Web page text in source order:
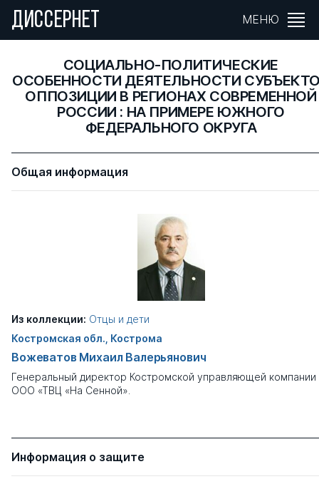
ДИССЕРНЕТ МЕНЮ
СОЦИАЛЬНО-ПОЛИТИЧЕСКИЕ
ОСОБЕННОСТИ ДЕЯТЕЛЬНОСТИ
ОППОЗИЦИИ В РЕГИОНАХ СОВРЕМЕННОЙ
РОССИИ : НА ПРИМЕРЕ ЮЖНОГО
ФЕДЕРАЛЬНОГО ОКРУГА
Общая информация
Из коллекции: Отцы и дети
Костромская обл., Кострома
Вожеватов Михаил Валерьянович
Генеральный директор Костромской управляющей компании
ООО «ТВЦ «На Сенной».
Информация о защите